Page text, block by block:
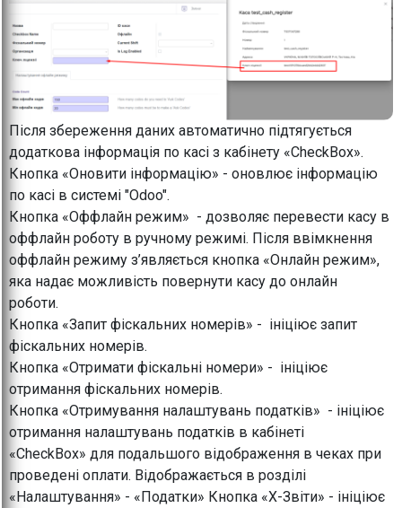
Після збереження даних автоматично підтягується
додаткова інформація по касі з кабінету «CheckBox».
Кнопка «Оновити інформацію» - оновлює інформацію
по касі в системі "Odoo".
Кнопка «Оффлайн режим» - дозволяє перевести касу в
оффлайн роботу в ручному режимі. Після ввімкнення
оффлайн режиму з’являється кнопка «Онлайн режим»,
яка надає можливість повернути касу до онлайн
роботи.
Кнопка «Запит фіскальних номерів» - ініціює запит
фіскальних номерів.
Кнопка «Отримати фіскальні номери» - ініціює
отримання фіскальних номерів.
Кнопка «Отримування налаштувань податків» - ініціює
отримання налаштувань податків в кабінеті
«CheckBox» для подальшого відображення в чеках при
проведені оплати. Відображається в розділі
«Налаштування» - «Податки» Кнопка «Х-Звіти» - ініціює